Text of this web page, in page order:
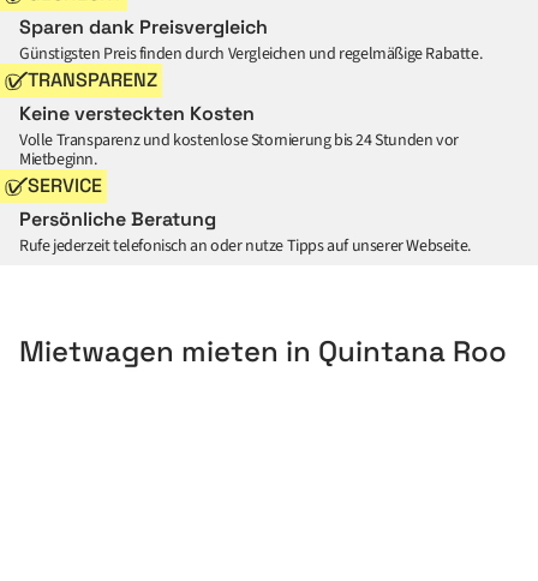
Sparen dank Preisvergleich
Günstigsten Preis finden durch Vergleichen und regelmäßige Rabatte.
TRANSPARENZ
Keine versteckten Kosten
Volle Transparenz und kostenlose Stornierung bis 24 Stunden vor
Mietbeginn.
SERVICE
Persönliche Beratung
Rufe jederzeit telefonisch an oder nutze Tipps auf unserer Webseite.
Mietwagen mieten in Quintana Roo